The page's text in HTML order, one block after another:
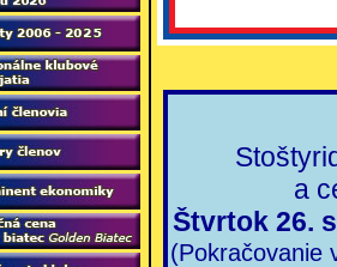
a
Štvrtok 26.
(Pokračovanie